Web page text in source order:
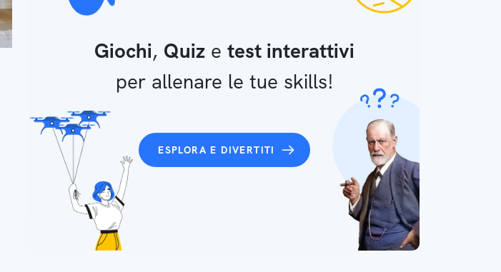
Giochi, Quiz e test interattivi
per allenare le tue skills!
ESPLORA E DIVERTITI